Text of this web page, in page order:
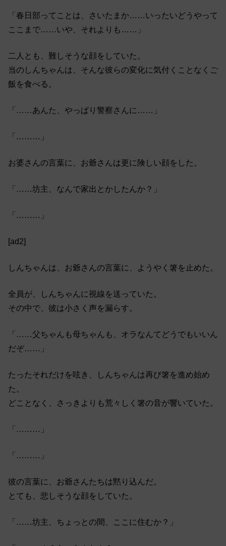
「春日部ってことは、さいたまか……いったいどうやって
ここまで……いや、それよりも……」
二人とも、難しそうな顔をしていた。
当のしんちゃんは、そんな彼らの変化に気付くことなくご
飯を食べる。
「……あんた、やっぱり警察さんに……」
「………」
お婆さんの言葉に、お爺さんは更に険しい顔をした。
「……坊主、なんで家出とかしたんか？」
「………」
[ad2]
しんちゃんは、お爺さんの言葉に、ようやく箸を止めた。
全員が、しんちゃんに視線を送っていた。
その中で、彼は小さく声を漏らす。
「……父ちゃんも母ちゃんも、オラなんてどうでもいいん
だぞ……」
たったそれだけを呟き、しんちゃんは再び箸を進め始め
た。
どことなく、さっきよりも荒々しく箸の音が響いていた。
「………」
「………」
彼の言葉に、お爺さんたちは黙り込んだ。
とても、悲しそうな顔をしていた。
「……坊主、ちょっとの間、ここに住むか？」